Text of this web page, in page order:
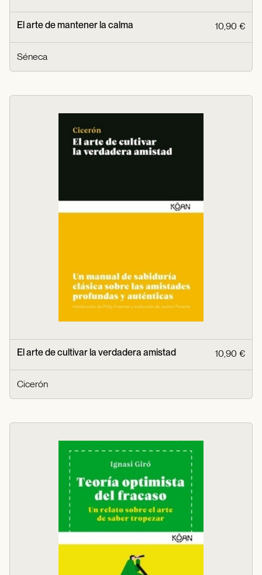
El arte de mantener la calma 10,90 €
Séneca
El arte de cultivar la verdadera amistad 10,90 €
Cicerón